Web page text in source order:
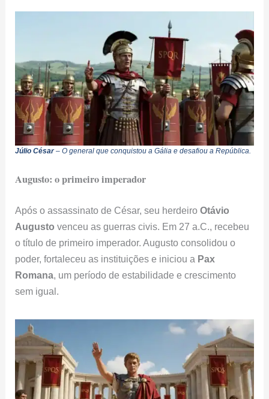
Júlio César– O general que conquistou a Gália e desafiou a República.
Augusto: o primeiro imperador
Após o assassinato de César, seu herdeiroOtávio
Augusto venceu as guerras civis. Em 27 a.C., recebeu
o título de primeiro imperador. Augusto consolidou o
poder, fortaleceu as instituições e iniciou a Pax
Romana, um período de estabilidade e crescimento
sem igual.